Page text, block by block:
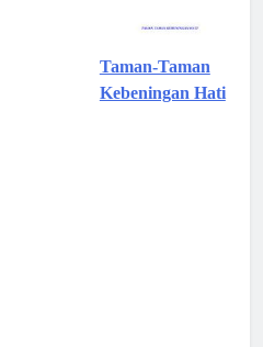
Taman-Taman
Kebeningan Hati